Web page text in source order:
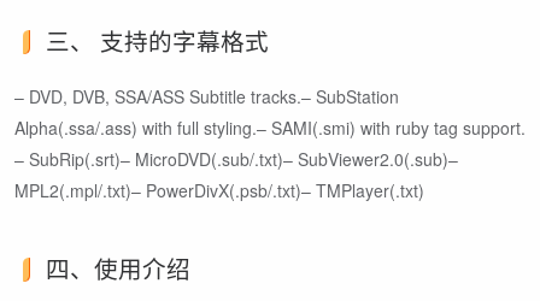
三、 支持的字幕格式
– DVD, DVB, SSA/ASS Subtitle tracks.– SubStation
Alpha(.ssa/.ass) with full styling.– SAMI(.smi) with ruby tag support.
– SubRip(.srt)– MicroDVD(.sub/.txt)– SubViewer2.0(.sub)–
MPL2(.mpl/.txt)– PowerDivX(.psb/.txt)– TMPlayer(.txt)
四、使用介绍